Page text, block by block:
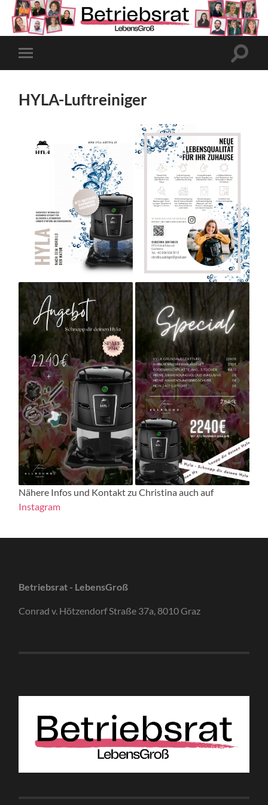
Mobile-
Menü
HYLA-Luftreiniger
Nähere Infos und Kontakt zu Christina auch auf
Instagram
Betriebsrat - LebensGroß
Conrad v. Hötzendorf Straße 37a, 8010 Graz